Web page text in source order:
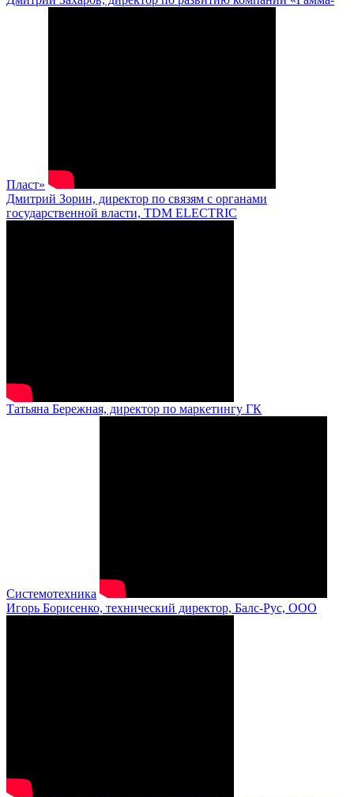
Пласт»
Дмитрий Зорин, директор по связям с органами
государственной власти, TDM ELECTRIC
Татьяна Бережная, директор по маркетингу ГК
Системотехника
Игорь Борисенко, технический директор, Балс-Рус, ООО